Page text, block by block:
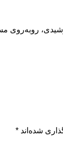
شده‌اند *